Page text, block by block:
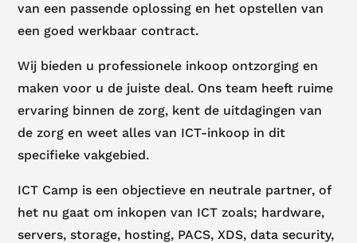
van een passende oplossing en het opstellen van
een goed werkbaar contract.
Wij bieden u professionele inkoop ontzorging en
maken voor u de juiste deal. Ons team heeft ruime
ervaring binnen de zorg, kent de uitdagingen van
de zorg en weet alles van ICT-inkoop in dit
specifieke vakgebied.
ICT Camp is een objectieve en neutrale partner, of
het nu gaat om inkopen van ICT zoals; hardware,
servers, storage, hosting, PACS, XDS, data security,